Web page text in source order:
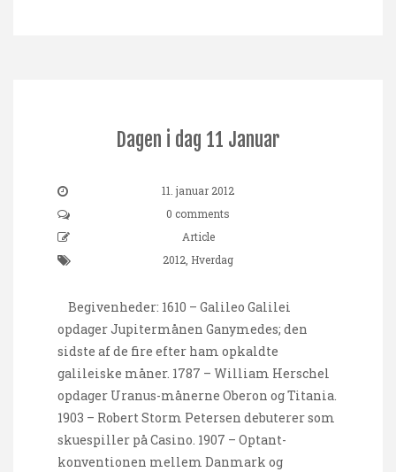
Dagen i dag 11 Januar
11. januar 2012
0 comments
Article
2012 Hverdag
Begivenheder: 1610 – Galileo Galilei
opdager Jupitermånen Ganymedes; den
sidste af de fire efter ham opkaldte
galileiske måner. 1787 – William Herschel
opdager Uranus-månerne Oberon og Titania.
1903 – Robert Storm Petersen debuterer som
skuespiller på Casino. 1907 – Optant-
konventionen mellem Danmark og